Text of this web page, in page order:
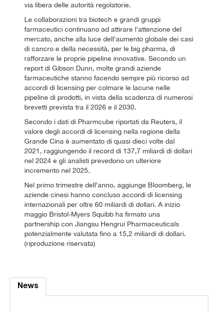
via libera delle autorità regolatorie.
Le collaborazioni tra biotech e grandi gruppi
farmaceutici continuano ad attirare l'attenzione del
mercato, anche alla luce dell'aumento globale dei casi
di cancro e della necessità, per le big pharma, di
rafforzare le proprie pipeline innovative. Secondo un
report di Gibson Dunn, molte grandi aziende
farmaceutiche stanno facendo sempre più ricorso ad
accordi di licensing per colmare le lacune nelle
pipeline di prodotti, in vista della scadenza di numerosi
brevetti prevista tra il 2026 e il 2030.
Secondo i dati di Pharmcube riportati da Reuters, il
valore degli accordi di licensing nella regione della
Grande Cina è aumentato di quasi dieci volte dal
2021, raggiungendo il record di 137,7 miliardi di dollari
nel 2024 e gli analisti prevedono un ulteriore
incremento nel 2025.
Nel primo trimestre dell’anno, aggiunge Bloomberg, le
aziende cinesi hanno concluso accordi di licensing
internazionali per oltre 60 miliardi di dollari. A inizio
maggio Bristol-Myers Squibb ha firmato una
partnership con Jiangsu Hengrui Pharmaceuticals
potenzialmente valutata fino a 15,2 miliardi di dollari.
(riproduzione riservata)
News